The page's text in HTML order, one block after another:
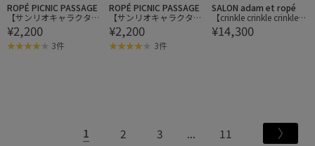
ROPÉ PICNIC PASSAGE
【サンリオキャラクター
ズ×ROPE' PICNIC】日焼
けデザイン 折りたたみエ
コトートバッグ
¥2,200
3件
ROPÉ PICNIC PASSAGE
【サンリオキャラクター
ズ×ROPE' PICNIC】日焼
けデザイン 折りたたみエ
コトートバッグ
¥2,200
3件
SALON adam et ropé
【crinkle crinkle crinkle】
別注3D刺繍フリルトート
バッグ
¥14,300
1 2 3 11